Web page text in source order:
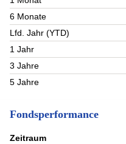
6 Monate
Lfd. Jahr (YTD)
1 Jahr
3 Jahre
5 Jahre
Fondsperformance
Zeitraum